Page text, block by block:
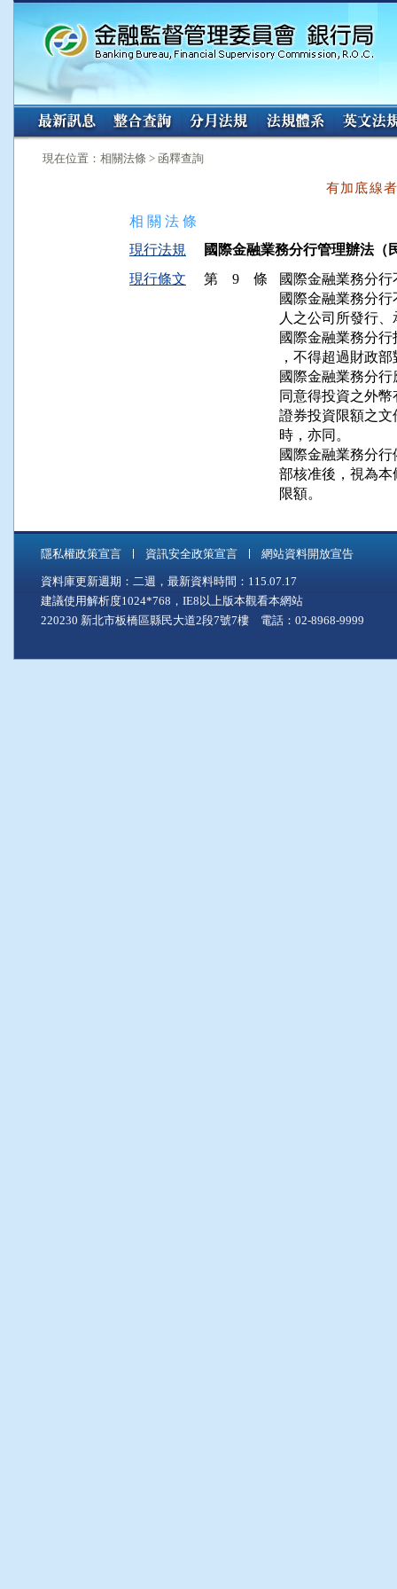
:::
現在位置：相關法條 > 函釋查詢
有加底線
相 關 法 條
現行法規
國際金融業務分行管理辦法（
現行條文
第 9 條
國際金融業務分
國際金融業務分
人之公司所發行
國際金融業務分
，不得超過財政
國際金融業務分
同意得投資之外
證券投資限額之
時，亦同。
國際金融業務分
部核准後，視為
限額。
隱私權政策宣言 資訊安全政策宣言 網站資料開放宣告
資料庫更新週期：二週，最新資料時間：115.07.17
建議使用解析度1024*768，IE8以上版本觀看本網站
220230 新北市板橋區縣民大道2段7號7樓 電話：02-8968-9999